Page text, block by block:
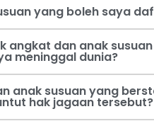
yang boleh saya
angkat dan anak
meninggal dunia?
anak susuan yang
hak jagaan tersebut?